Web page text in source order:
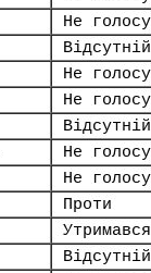
Не
Відсутній
Не
Не
Відсутній
Не
Не
Проти
Утримався
Відсутній